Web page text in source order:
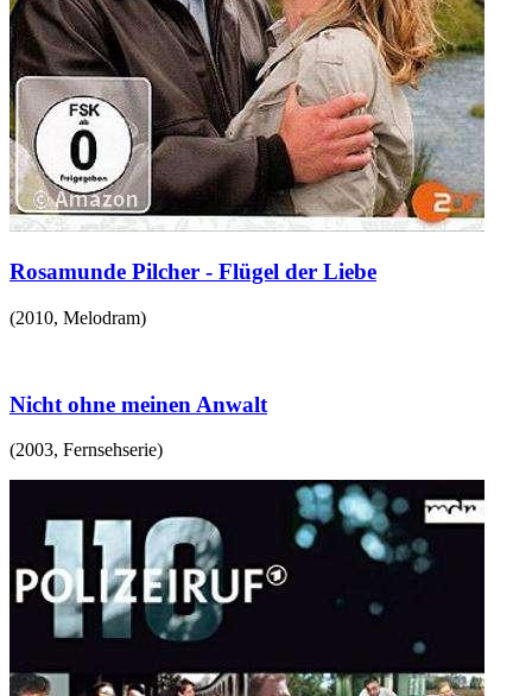
Rosamunde Pilcher - Flügel der Liebe
(2010, Melodram)
Nicht ohne meinen Anwalt
(2003, Fernsehserie)